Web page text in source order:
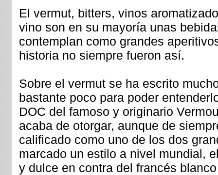
El vermut, bitters, vinos
vino son en su mayoría unas
contemplan como grandes
historia no siempre fueron así.
Sobre el vermut se ha escrito
bastante poco para poder
DOC del famoso y originario
acaba de otorgar, aunque de
calificado como uno de los dos
marcado un estilo a nivel mundial,
y dulce en contra del francés